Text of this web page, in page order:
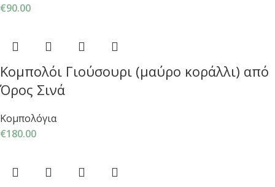
€90.00
Κομπολόι Γιούσουρι (μαύρο κοράλλι) από
Όρος Σινά
Κομπολόγια
€180.00